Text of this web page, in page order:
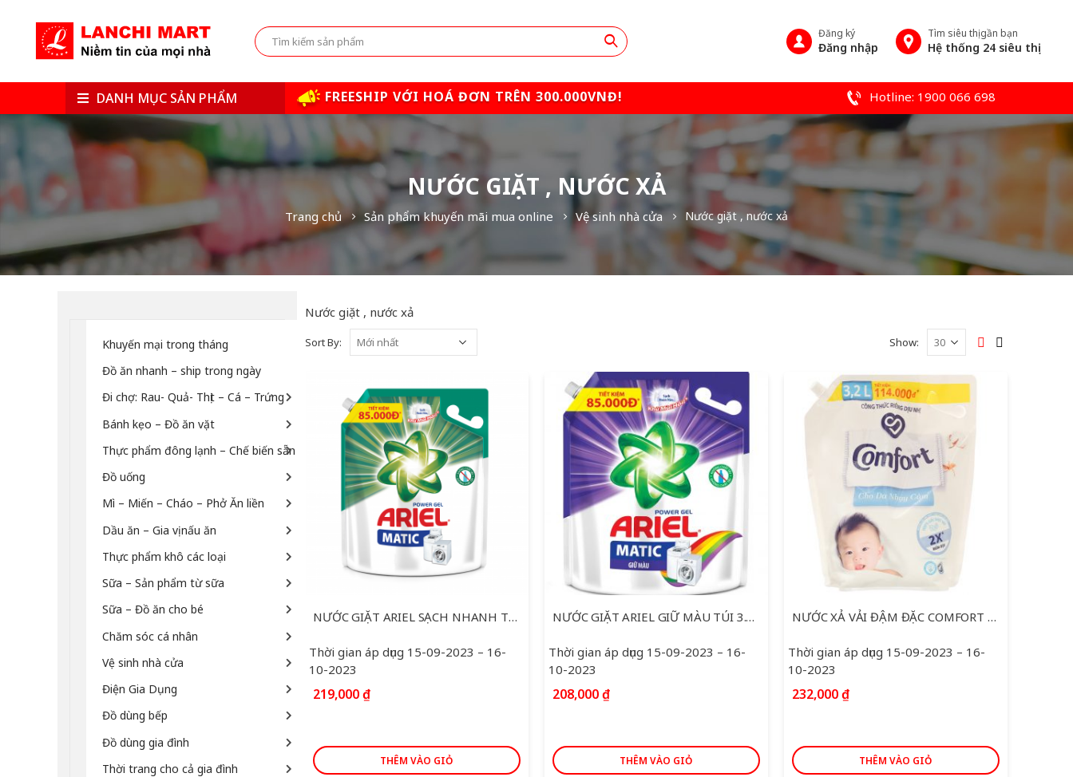
Đăng ký
Đăng nhập
Tìm siêu thị gần bạn
Hệ thống 24 siêu thị
DANH MỤC SẢN PHẨM FREESHIP VỚI HOÁ ĐƠN TRÊN 300.000VNĐ! Hotline: 1900 066 698
NƯỚC GIẶT , NƯỚC XẢ
Trang chủ Sản phẩm khuyến mãi mua online Vệ sinh nhà cửa Nước giặt , nước xả
Nước giặt , nước xả
Sort By: Show:
NƯỚC GIẶT ARIEL SẠCH NHANH TÚI 3.6KG
Thời gian áp dụng 15-09-2023 – 16-
10-2023
219,000₫
THÊM VÀO GIỎ
NƯỚC GIẶT ARIEL GIỮ MÀU TÚI 3.25KG
Thời gian áp dụng 15-09-2023 – 16-
10-2023
208,000₫
THÊM VÀO GIỎ
NƯỚC XẢ VẢI ĐẬM ĐẶC COMFORT CHO DA NHẠY CẢM TÚI 3.2L
Thời gian áp dụng 15-09-2023 – 16-
10-2023
232,000₫
THÊM VÀO GIỎ
Khuyến mại trong tháng
Đồ ăn nhanh – ship trong ngày
Đi chợ: Rau- Quả- Thịt – Cá – Trứng
Bánh kẹo – Đồ ăn vặt
Thực phẩm đông lạnh – Chế biến sẵn
Đồ uống
Mì – Miến – Cháo – Phở Ăn liền
Dầu ăn – Gia vị nấu ăn
Thực phẩm khô các loại
Sữa – Sản phẩm từ sữa
Sữa – Đồ ăn cho bé
Chăm sóc cá nhân
Vệ sinh nhà cửa
Điện Gia Dụng
Đồ dùng bếp
Đồ dùng gia đình
Thời trang cho cả gia đình